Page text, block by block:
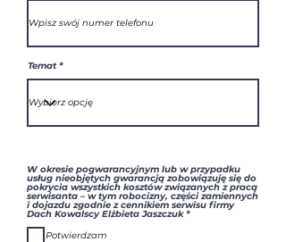
Temat
W okresie pogwarancyjnym lub w przypadku
usług nieobjętych gwarancją zobowiązuję się do
pokrycia wszystkich kosztów związanych z pracą
serwisanta – w tym robocizny, części zamiennych
i dojazdu zgodnie z cennikiem serwisu firmy
Dach Kowalscy Elżbieta Jaszczuk *W
Potwierdzam